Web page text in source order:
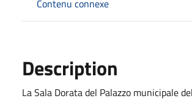
Contenu connexe
Description
La Sala Dorata del Palazzo municipale